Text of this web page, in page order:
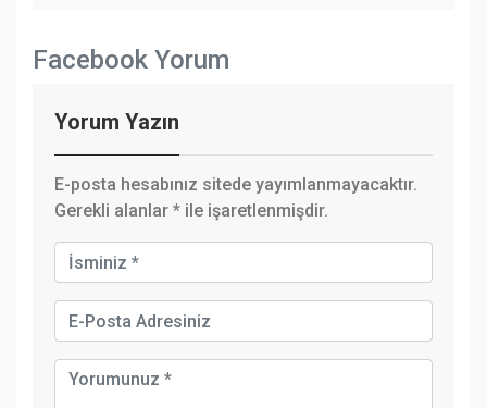
Facebook Yorum
Yorum Yazın
E-posta hesabınız sitede yayımlanmayacaktır.
Gerekli alanlar * ile işaretlenmişdir.